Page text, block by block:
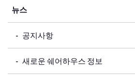
뉴스
공지사항
새로운 쉐어하우스 정보